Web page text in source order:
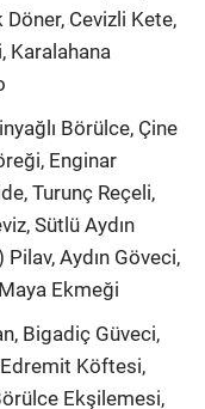
Döner, Cevizli Kete,
Karalahana
Börülce, Çine
Enginar
Turunç Reçeli,
Sütlü Aydın
Aydın Göveci,
Ekmeği
Bigadiç Güveci,
Edremit Köftesi,
Ekşilemesi,